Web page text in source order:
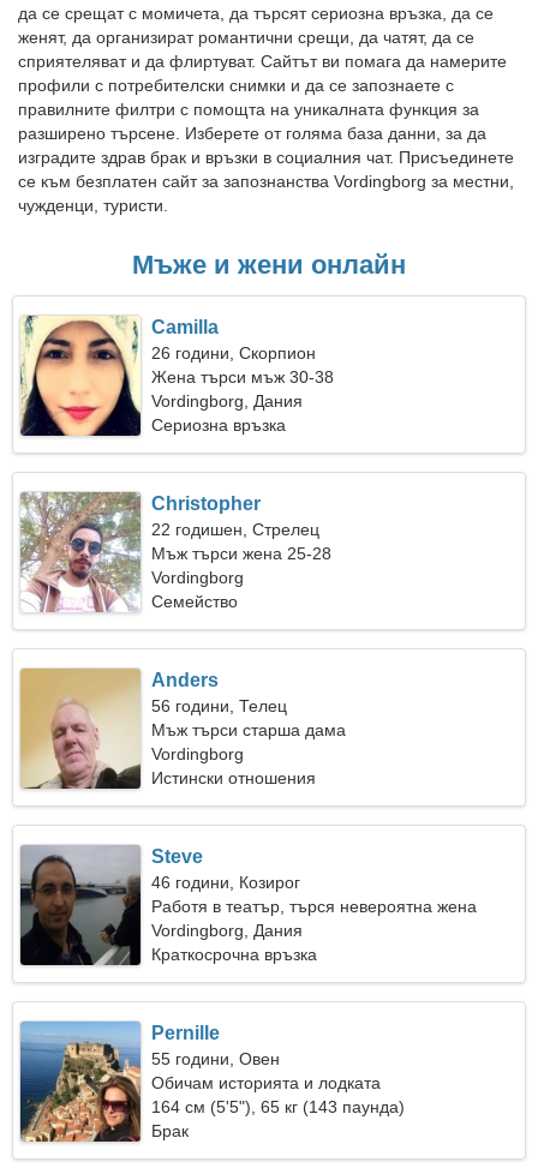
да се срещат с момичета, да търсят сериозна връзка, да се
женят, да организират романтични срещи, да чатят, да се
сприятеляват и да флиртуват. Сайтът ви помага да намерите
профили с потребителски снимки и да се запознаете с
правилните филтри с помощта на уникалната функция за
разширено търсене. Изберете от голяма база данни, за да
изградите здрав брак и връзки в социалния чат. Присъединете
се към безплатен сайт за запознанства Vordingborg за местни,
чужденци, туристи.
Мъже и жени онлайн
Camilla
26 години, Скорпион
Жена търси мъж 30-38
Vordingborg, Дания
Сериозна връзка
Christopher
22 годишен, Стрелец
Мъж търси жена 25-28
Vordingborg
Семейство
Anders
56 години, Телец
Мъж търси старша дама
Vordingborg
Истински отношения
Steve
46 години, Козирог
Работя в театър, търся невероятна жена
Vordingborg, Дания
Краткосрочна връзка
Pernille
55 години, Овен
Обичам историята и лодката
164 см (5'5"), 65 кг (143 паунда)
Брак